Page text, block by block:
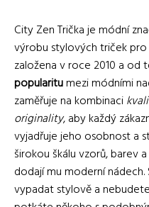
City Zen Trička je módní
výrobu stylových triček pro
založena v roce 2010 a od
popularitumezi módními
zaměřuje na kombinaci
originality, aby každý
vyjadřuje jeho osobnost a
širokou škálu vzorů, barev
dodají mu moderní
vypadat stylově a